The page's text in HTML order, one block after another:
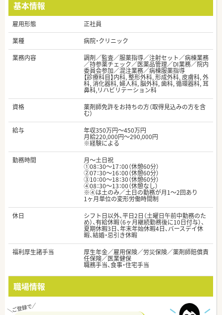
基本情報
雇用形態
正社員
業種
病院・クリニック
業務内容
調剤／監査／服薬指導／注射セット／病棟業務
／持参薬チェック／医薬品管理／DI業務／院内
委員会参加／混注業務／病棟服薬指導
【診療科目】内科, 整形外科, 形成外科, 皮膚科, 外
科, 消化器科, 婦人科, 脳外科, 歯科, 循環器科, 耳
鼻科,リハビリテーション科
資格
薬剤師免許をお持ちの方（取得見込みの方を含
む）
給与
年収350万円～450万円
月給220,000円～290,000円
※経験による
勤務時間
月～土日祝
①08：30～17：00（休憩60分）
②07：30～16：00（休憩60分）
③10：00～18：30（休憩60分）
④08：30～13：00（休憩なし）
※④は土のみ／土日の勤務が月1～2回あり
1ヶ月単位の変形労働時間制
休日
シフト日以外、平日2日（土曜日午前中勤務のた
め）、有給休暇（6ヶ月継続勤務後に10日付与）、
夏期休暇3日、年末年始休暇4日、バースデイ休
暇、結婚・忌引き休暇
福利厚生諸手当
厚生年金／雇用保険／労災保険／薬剤師賠償責
任保険／医業健保
職務手当、食事・住宅手当
職場情報